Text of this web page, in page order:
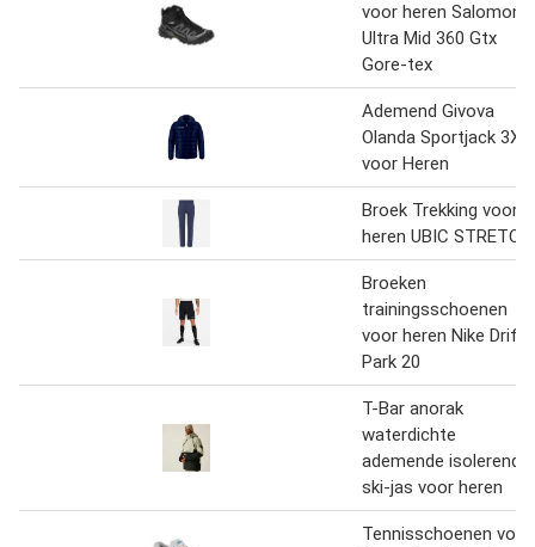
voor heren Salomon
Ultra Mid 360 Gtx
Gore-tex
Ademend Givova
Olanda Sportjack 3XL
voor Heren
Broek Trekking voor
heren UBIC STRETCH
Broeken
trainingsschoenen
voor heren Nike Drifit
Park 20
T-Bar anorak
waterdichte
ademende isolerende
ski-jas voor heren
Tennisschoenen voor